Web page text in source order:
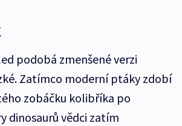
podobá zmenšené verzi
Zatímco moderní ptáky zdobí
zobáčku kolibříka po
dinosaurů vědci zatím